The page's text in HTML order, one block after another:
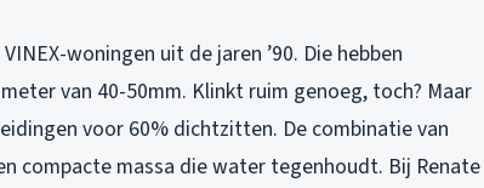
woningen uit de jaren ’90. Die hebben
van 40-50mm. Klinkt ruim genoeg, toch? Maar
voor 60% dichtzitten. De combinatie van
compacte massa die water tegenhoudt. Bij Renate